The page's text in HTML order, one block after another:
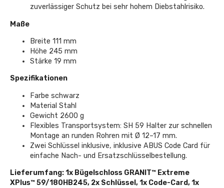
zuverlässiger Schutz bei sehr hohem Diebstahlrisiko.
Maße
Breite 111 mm
Höhe 245 mm
Stärke 19 mm
Spezifikationen
Farbe schwarz
Material Stahl
Gewicht 2600 g
Flexibles Transportsystem: SH 59 Halter zur schnellen
Montage an runden Rohren mit Ø 12–17 mm.
Zwei Schlüssel inklusive, inklusive ABUS Code Card für
einfache Nach- und Ersatzschlüsselbestellung.
Lieferumfang: 1x Bügelschloss GRANIT™ Extreme
XPlus™ 59/180HB245, 2x Schlüssel, 1x Code-Card, 1x